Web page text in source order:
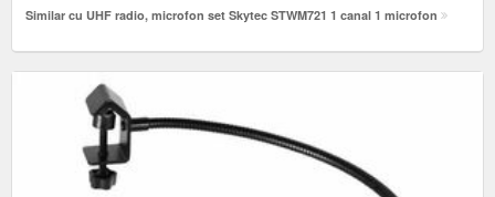
Similar cu UHF radio, microfon set Skytec STWM721 1 canal 1 microfon